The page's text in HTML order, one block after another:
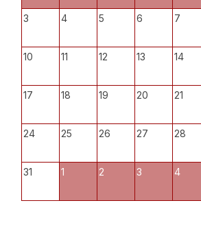
3 4 5 6 7
10 11 12 13 14
17 18 19 20 21
24 25 26 27 28
31 1 2 3 4